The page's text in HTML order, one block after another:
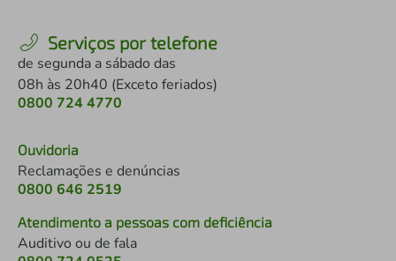
Serviços por telefone
de segunda a sábado das
08h às 20h40 (Exceto feriados)
0800 724 4770
Ouvidoria
Reclamações e denúncias
0800 646 2519
Atendimento a pessoas com deficiência
Auditivo ou de fala